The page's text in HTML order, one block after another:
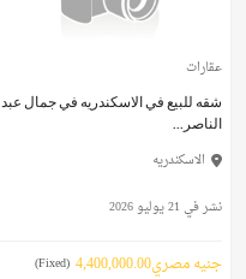
عقارات
شقه للبيع في الاسكندريه في جمال عبد
الناصر...
الاسكندريه
نشر في 21 يوليو 2026
جنيه مصري4,400,000.00 (Fixed)